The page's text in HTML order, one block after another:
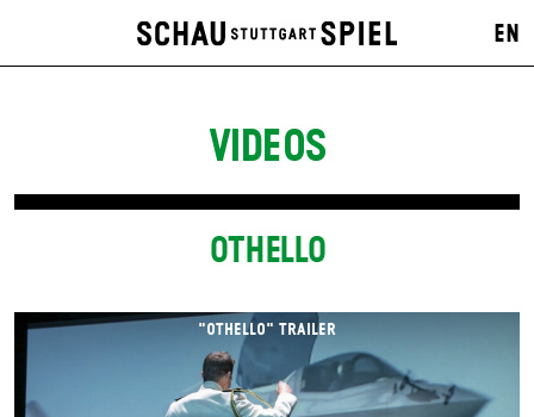
EN
VIDEOS
OTHELLO
"OTHELLO" TRAILER